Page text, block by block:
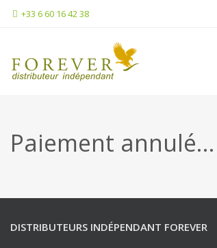
+33 6 60 16 42 38
Paiement annulé…
DISTRIBUTEURS INDÉPENDANT FOREVER